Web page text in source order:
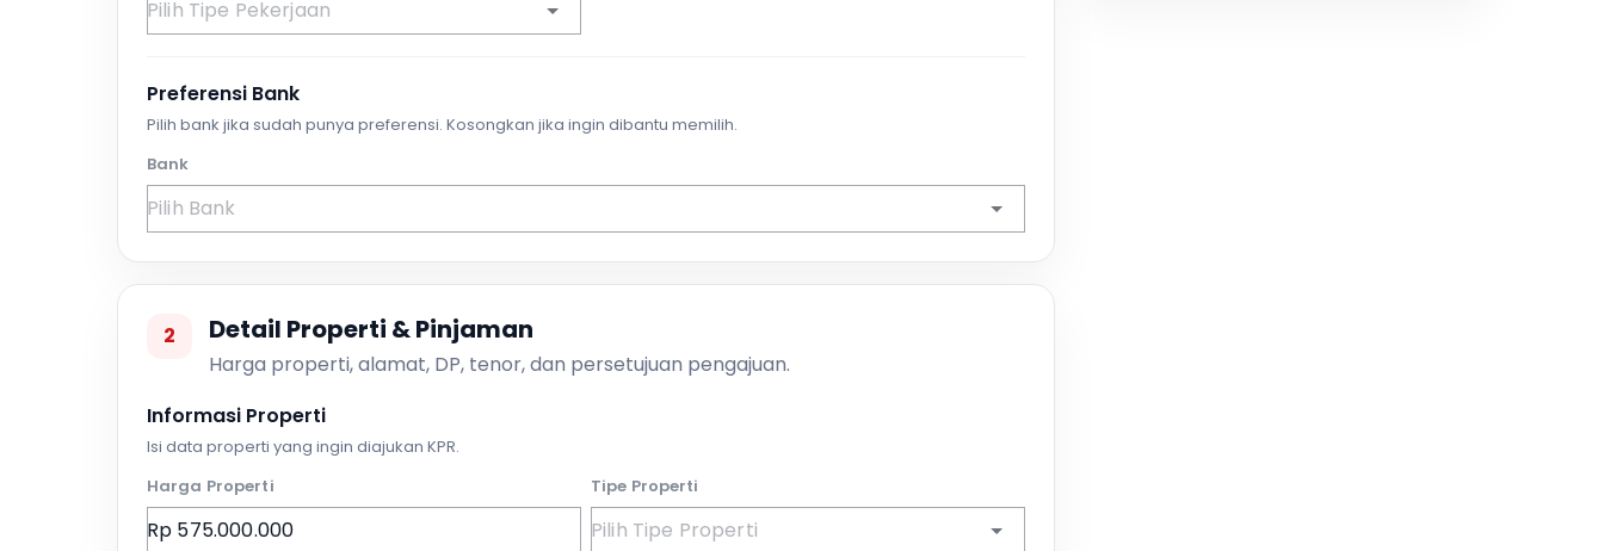
Preferensi Bank
Pilih bank jika sudah punya preferensi. Kosongkan jika ingin dibantu memilih.
Bank
2 Detail Properti & Pinjaman
Harga properti, alamat, DP, tenor, dan persetujuan pengajuan.
Informasi Properti
Isi data properti yang ingin diajukan KPR.
Harga Properti
Tipe Properti